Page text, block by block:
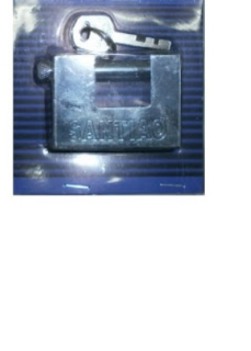
favoritos